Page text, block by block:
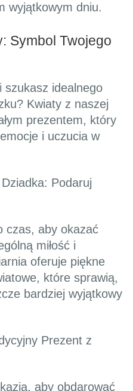
wyjątkowym dniu.
Symbol Twojego
szukasz idealnego
Kwiaty z naszej
prezentem, który
i uczucia w
Podaruj
czas, aby okazać
miłość i
oferuje piękne
które sprawią,
bardziej wyjątkowy
Prezent z
aby obdarować